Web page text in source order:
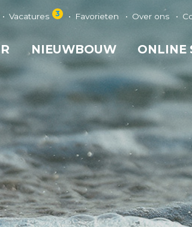
Vacatures 3 Favorieten Over ons
NIEUWBOUW ONLINE